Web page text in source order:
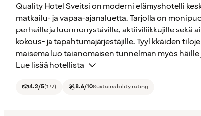
Quality Hotel Sveitsi on moderni elämyshotelli
matkailu- ja vapaa-ajanaluetta. Tarjolla on
perheille ja luonnonystäville, aktiiviliikkujille sekä
kokous- ja tapahtumajärjestäjille. Tyylikkäiden
maisema luo taianomaisen tunnelman myös
Lue lisää hotellista
4.2/5(177) 8.6/10Sustainability rating